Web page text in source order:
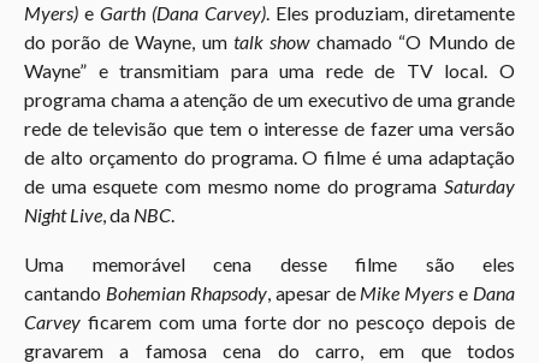
Myers) e Garth (Dana Carvey). Eles produziam, diretamente
do porão de Wayne, um talk showchamado “O Mundo de
Wayne” e transmitiam para uma rede de TV local. O
programa chama a atenção de um executivo de uma grande
rede de televisão que tem o interesse de fazer uma versão
de alto orçamento do programa. O filme é uma adaptação
de uma esquete com mesmo nome do programa Saturday
Night Live, da NBC.
Uma memorável cena desse filme são eles
cantando Bohemian Rhapsody, apesar de Mike Myers e Dana
Carvey ficarem com uma forte dor no pescoço depois de
gravarem a famosa cena do carro, em que todos